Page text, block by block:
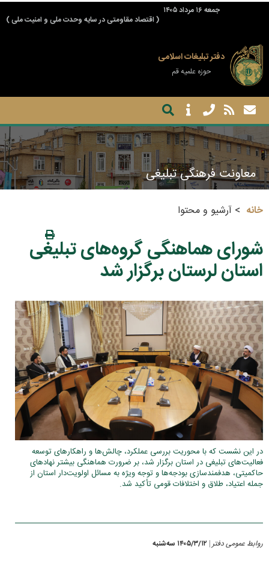
جمعه ۱۶ مرداد ۱۴۰۵
( اقتصاد مقاومتی در سایه وحدت ملی و امنیت ملی )
دفتر تبلیغات اسلامی
حوزه علمیه قم
معاونت فرهنگی تبلیغی
خانه آرشیو و محتوا
شورای هماهنگی گروه‌های تبلیغی
استان لرستان برگزار شد
در این نشست که با محوریت بررسی عملکرد، چالش‌ها و راهکارهای توسعه
فعالیت‌های تبلیغی در استان برگزار شد، بر ضرورت هماهنگی بیشتر نهادهای
حاکمیتی، هدفمندسازی بودجه‌ها و توجه ویژه به مسائل اولویت‌دار استان از
جمله اعتیاد، طلاق و اختلافات قومی تأکید شد.
روابط عمومی دفتر ۱۴۰۵/۳/۱۲ سه‌شنبه